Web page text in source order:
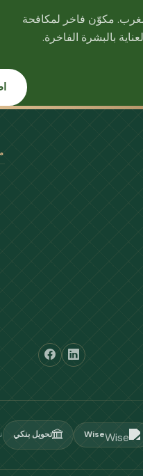
مكوّن فاخر لمكافحة
بالبشرة الفاخرة.
تحويل بنكي Wise